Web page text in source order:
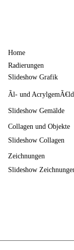
Home
Radierungen
Slideshow Grafik
Ãl- und
Slideshow Gemälde
Collagen und Objekte
Slideshow Collagen
Zeichnungen
Slideshow